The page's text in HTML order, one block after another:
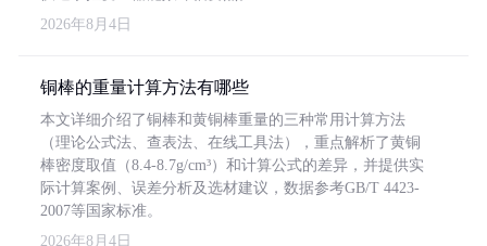
2026年8月4日
铜棒的重量计算方法有哪些
本文详细介绍了铜棒和黄铜棒重量的三种常用计算方法
（理论公式法、查表法、在线工具法），重点解析了黄铜
棒密度取值（8.4-8.7g/cm³）和计算公式的差异，并提供实
际计算案例、误差分析及选材建议，数据参考GB/T 4423-
2007等国家标准。
2026年8月4日